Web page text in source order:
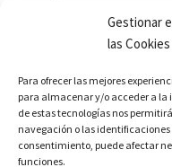
Gestionar
las Cookies
Para ofrecer las mejores
para almacenar y/o acceder a
de estas tecnologías nos
navegación o las
consentimiento, puede afectar
funciones.
comprador de
el vendedor
¿Tu